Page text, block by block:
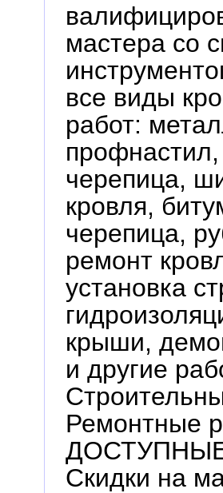
мастера со
все виды
работ:
черепица,
кровля,
черепица,
ремонт
установка
крыши,
и другие
Ремонтные
Скидки на